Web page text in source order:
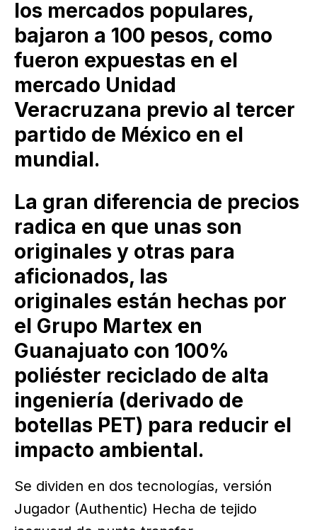
los mercados populares,
bajaron a 100 pesos, como
fueron expuestas en el
mercado Unidad
Veracruzana previo al tercer
partido de México en el
mundial.
La gran diferencia de precios
radica en que unas son
originales y otras para
aficionados, las
originales están hechas por
el Grupo Martex en
Guanajuato con 100%
poliéster reciclado de alta
ingeniería (derivado de
botellas PET) para reducir el
impacto ambiental.
Se dividen en dos tecnologías, versión
Jugador (Authentic) Hecha de tejido